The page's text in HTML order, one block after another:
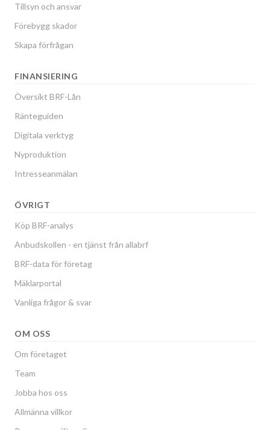
Tillsyn och ansvar
Förebygg skador
Skapa förfrågan
FINANSIERING
Översikt BRF-Lån
Ränteguiden
Digitala verktyg
Nyproduktion
Intresseanmälan
ÖVRIGT
Köp BRF-analys
Anbudskollen - en tjänst från allabrf
BRF-data för företag
Mäklarportal
Vanliga frågor & svar
OM OSS
Om företaget
Team
Jobba hos oss
Allmänna villkor